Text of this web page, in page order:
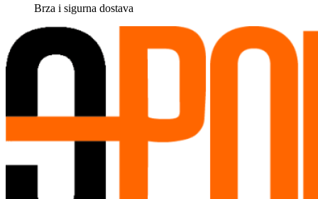
Brza i sigurna dostava